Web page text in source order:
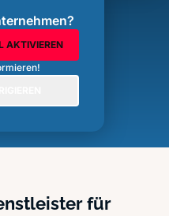
AKTIVIEREN
für